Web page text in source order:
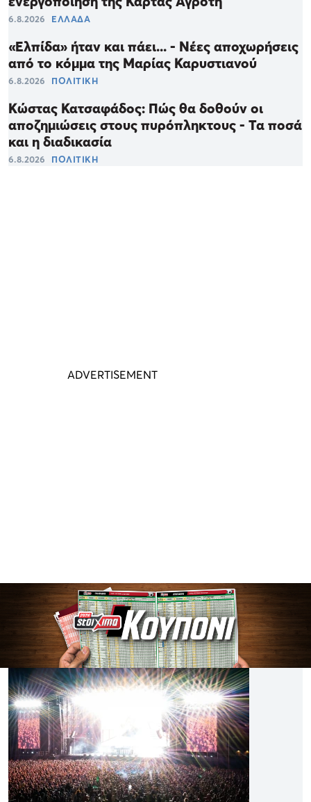
6.8.2026 ΕΛΛΑΔΑ
«Ελπίδα» ήταν και πάει... - Νέες αποχωρήσεις
από το κόμμα της Μαρίας Καρυστιανού
6.8.2026 ΠΟΛΙΤΙΚΗ
Κώστας Κατσαφάδος: Πώς θα δοθούν οι
αποζημιώσεις στους πυρόπληκτους - Τα ποσά
και η διαδικασία
6.8.2026 ΠΟΛΙΤΙΚΗ